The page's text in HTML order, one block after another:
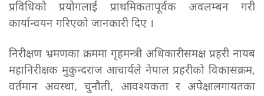
प्रविधिको प्रयोगलाई प्राथमिकतापूर्वक अवलम्बन गरी
कार्यान्वयन गरिएको जानकारी दिए ।
निरीक्षण भ्रमणका क्रममा गृहमन्त्री अधिकारीसमक्ष प्रहरी नायब
महानिरीक्षक मुकुन्दराज आचार्यले नेपाल प्रहरीको विकासक्रम,
वर्तमान अवस्था, चुनौती, आवश्यकता र अपेक्षालगायतका